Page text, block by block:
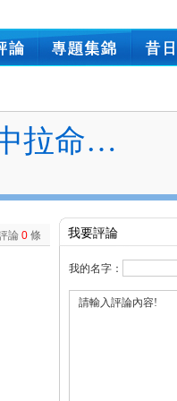
拉命…
論 0 條 我要評論
我的名字：